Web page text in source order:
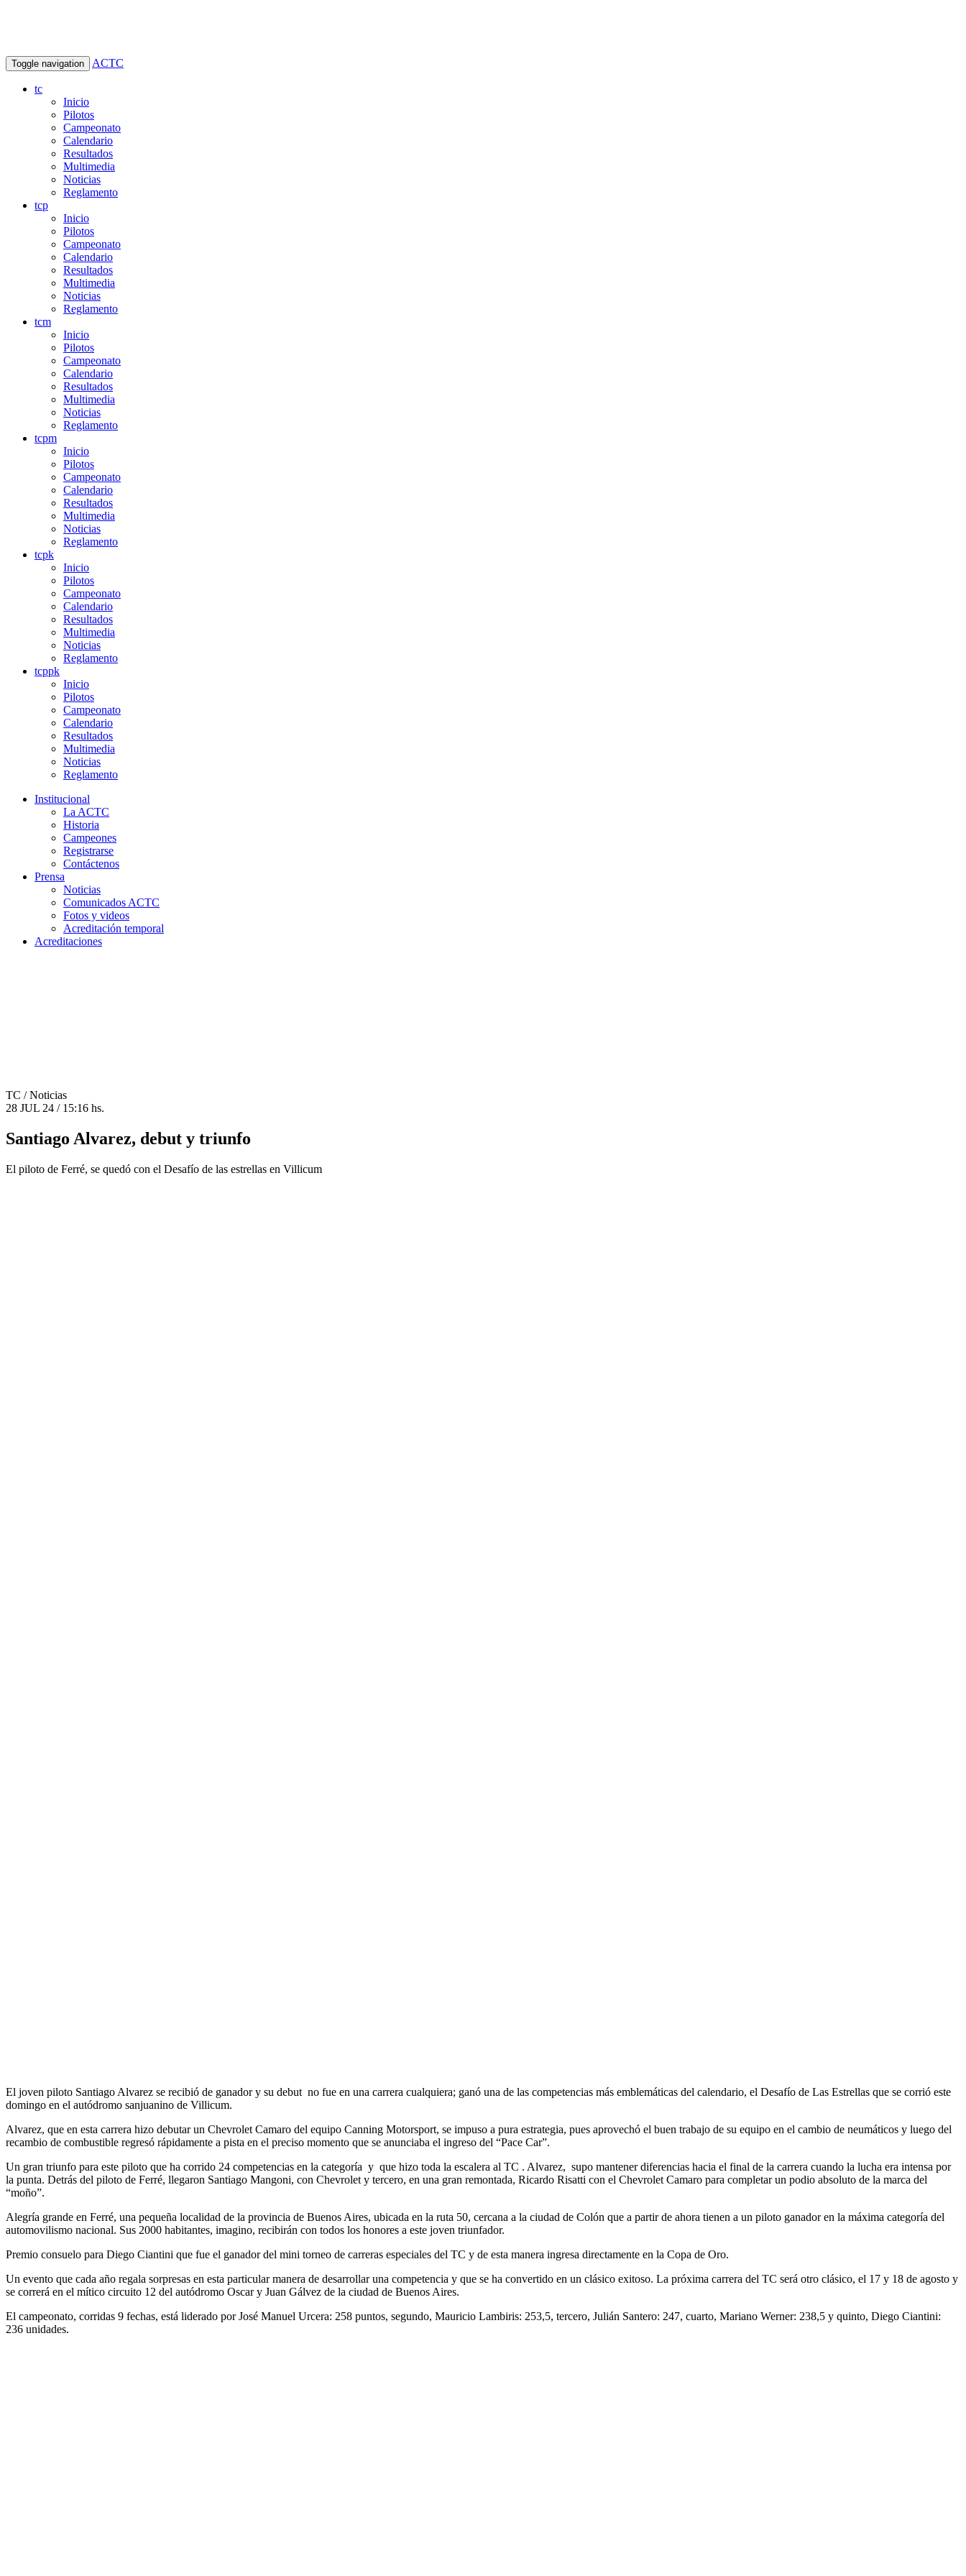
Toggle navigation ACTC
tc
Inicio
Pilotos
Campeonato
Calendario
Resultados
Multimedia
Noticias
Reglamento
tcp
Inicio
Pilotos
Campeonato
Calendario
Resultados
Multimedia
Noticias
Reglamento
tcm
Inicio
Pilotos
Campeonato
Calendario
Resultados
Multimedia
Noticias
Reglamento
tcpm
Inicio
Pilotos
Campeonato
Calendario
Resultados
Multimedia
Noticias
Reglamento
tcpk
Inicio
Pilotos
Campeonato
Calendario
Resultados
Multimedia
Noticias
Reglamento
tcppk
Inicio
Pilotos
Campeonato
Calendario
Resultados
Multimedia
Noticias
Reglamento
Institucional
La ACTC
Historia
Campeones
Registrarse
Contáctenos
Prensa
Noticias
Comunicados ACTC
Fotos y videos
Acreditación temporal
Acreditaciones
TC / Noticias
28 JUL 24 / 15:16 hs.
Santiago Alvarez, debut y triunfo
El piloto de Ferré, se quedó con el Desafío de las estrellas en Villicum
El joven piloto Santiago Alvarez se recibió de ganador y su debut no fue en una carrera cualquiera; ganó una de las competencias más emblemáticas del calendario, el Desafío de Las Estrellas que se corrió este
domingo en el autódromo sanjuanino de Villicum.
Alvarez, que en esta carrera hizo debutar un Chevrolet Camaro del equipo Canning Motorsport, se impuso a pura estrategia, pues aprovechó el buen trabajo de su equipo en el cambio de neumáticos y luego del
recambio de combustible regresó rápidamente a pista en el preciso momento que se anunciaba el ingreso del “Pace Car”.
Un gran triunfo para este piloto que ha corrido 24 competencias en la categoría y que hizo toda la escalera al TC . Alvarez, supo mantener diferencias hacia el final de la carrera cuando la lucha era intensa por
la punta. Detrás del piloto de Ferré, llegaron Santiago Mangoni, con Chevrolet y tercero, en una gran remontada, Ricardo Risatti con el Chevrolet Camaro para completar un podio absoluto de la marca del
“moño”.
Alegría grande en Ferré, una pequeña localidad de la provincia de Buenos Aires, ubicada en la ruta 50, cercana a la ciudad de Colón que a partir de ahora tienen a un piloto ganador en la máxima categoría del
automovilismo nacional. Sus 2000 habitantes, imagino, recibirán con todos los honores a este joven triunfador.
Premio consuelo para Diego Ciantini que fue el ganador del mini torneo de carreras especiales del TC y de esta manera ingresa directamente en la Copa de Oro.
Un evento que cada año regala sorpresas en esta particular manera de desarrollar una competencia y que se ha convertido en un clásico exitoso. La próxima carrera del TC será otro clásico, el 17 y 18 de agosto y
se correrá en el mítico circuito 12 del autódromo Oscar y Juan Gálvez de la ciudad de Buenos Aires.
El campeonato, corridas 9 fechas, está liderado por José Manuel Urcera: 258 puntos, segundo, Mauricio Lambiris: 253,5, tercero, Julián Santero: 247, cuarto, Mariano Werner: 238,5 y quinto, Diego Ciantini:
236 unidades.